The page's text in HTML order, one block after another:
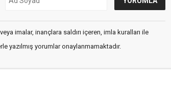
imalar, inançlara saldırı içeren, imla kuralları ile
yazılmış yorumlar onaylanmamaktadır.